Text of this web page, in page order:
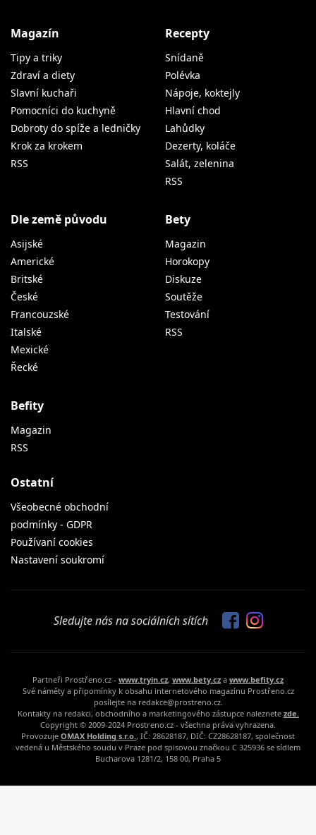
Magazín
Tipy a triky
Zdraví a diety
Slavní kuchaři
Pomocníci do kuchyně
Dobroty do spíže a ledničky
Krok za krokem
RSS
Recepty
Snídaně
Polévka
Nápoje, koktejly
Hlavní chod
Lahůdky
Dezerty, koláče
Salát, zelenina
RSS
Dle země původu
Asijské
Americké
Britské
České
Francouzské
Italské
Mexické
Řecké
Bety
Magazin
Horokopy
Diskuze
Soutěže
Testování
RSS
Befity
Magazin
RSS
Ostatní
Všeobecné obchodní
podmínky - GDPR
Používaní cookies
Nastavení soukromí
Sledujte nás na sociálních sítích
Partneři Prostřeno.cz - www.tryin.cz, www.bety.cz a www.befity.cz
Své náměty a připomínky k obsahu internetového magazínu Prostřeno.cz
posílejte na redakce@prostreno.cz.
Kontakty na redakci, obchodního a marketingového zástupce naleznete zde.
Copyright © 2009-2024 Prostreno.cz - všechna práva vyhrazena.
Provozuje OMAX Holding s.r.o., IČ: 28628187, DIČ: CZ28628187, společnost
vedená u Městského soudu v Praze pod spisovou značkou C 325936 se sídlem
Bucharova 1281/2, 158 00, Praha 5